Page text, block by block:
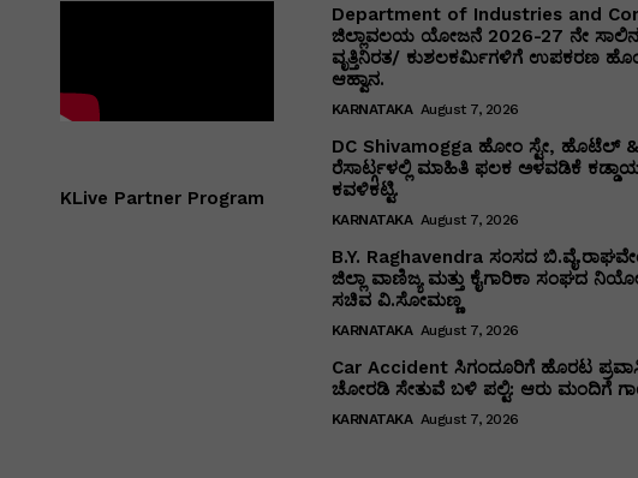
KLive Partner Program
Department of Industries and
ಜಿಲ್ಲಾವಲಯ ಯೋಜನೆ 2026-27 ನೇ
ವೃತ್ತಿನಿರತ/ ಕುಶಲಕರ್ಮಿಗಳಿಗೆ ಉಪಕರಣ
ಆಹ್ವಾನ.
KARNATAKA August 7, 2026
DC Shivamogga ಹೋಂ ಸ್ಟೇ, ಹೊಟೆಲ್ &
ರೆಸಾರ್ಟ್ಗಳಲ್ಲಿ ಮಾಹಿತಿ ಫಲಕ ಅಳವಡಿಕೆ
ಕವಳಿಕಟ್ಟಿ.
KARNATAKA August 7, 2026
B.Y. Raghavendra ಸಂಸದ
ಜಿಲ್ಲಾ ವಾಣಿಜ್ಯ ಮತ್ತು ಕೈಗಾರಿಕಾ ಸಂಘದ
ಸಚಿವ ವಿ‌.ಸೋಮಣ್ಣ
KARNATAKA August 7, 2026
Car Accident ಸಿಗಂದೂರಿಗೆ ಹೊರಟ
ಚೋರಡಿ ಸೇತುವೆ ಬಳಿ ಪಲ್ಟಿ: ಆರು ಮಂದಿಗೆ
KARNATAKA August 7, 2026